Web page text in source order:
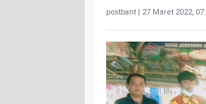
postbant | 27 Maret 2022,